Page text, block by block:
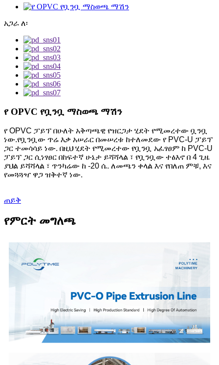
አጋራ ለ፡
የ OPVC የቧንቧ ማስወጫ ማሽን
የ OPVC ፓይፕ በሁለት አቅጣጫዊ የዝርጋታ ሂደት የሚመረተው ቧንቧ
ነው.የቧንቧው ጥሬ እቃ አሠራር በመሠረቱ ከተለመደው የ PVC-U ፓይፕ
ጋር ተመሳሳይ ነው. በዚህ ሂደት የሚመረተው የቧንቧ አፈፃፀም ከ PVC-U
ፓይፕ ጋር ሲነፃፀር በከፍተኛ ሁኔታ ይሻሻላል ፣ የቧንቧው ተፅእኖ በ 4 ጊዜ
ያህል ይሻሻላል ፣ ጥንካሬው ከ -20 ሴ. ለመጫን ቀላል እና የበለጠ ምቹ, እና
የመጓጓዣ ዋጋ ዝቅተኛ ነው.
ጠይቅ
የምርት መግለጫ